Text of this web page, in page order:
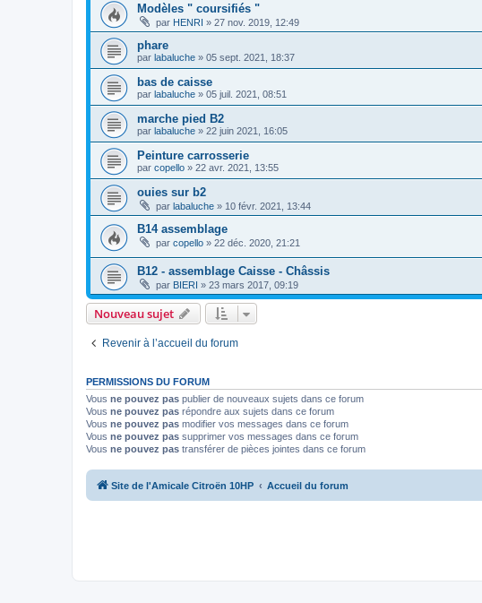
Modèles " coursifiés "
par HENRI » 27 nov. 2019, 12:49
phare
par labaluche » 05 sept. 2021, 18:37
bas de caisse
par labaluche » 05 juil. 2021, 08:51
marche pied B2
par labaluche » 22 juin 2021, 16:05
Peinture carrosserie
par copello » 22 avr. 2021, 13:55
ouies sur b2
par labaluche » 10 févr. 2021, 13:44
B14 assemblage
par copello » 22 déc. 2020, 21:21
B12 - assemblage Caisse - Châssis
par BIERI » 23 mars 2017, 09:19
Nouveau sujet
Revenir à l’accueil du forum
PERMISSIONS DU FORUM
Vous ne pouvez pas publier de nouveaux sujets dans ce forum
Vous ne pouvez pas répondre aux sujets dans ce forum
Vous ne pouvez pas modifier vos messages dans ce forum
Vous ne pouvez pas supprimer vos messages dans ce forum
Vous ne pouvez pas transférer de pièces jointes dans ce forum
Site de l'Amicale Citroën 10HP Accueil du forum